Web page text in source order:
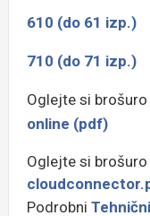
610 (do 61 izp.)
710 (do 71 izp.)
Oglejte si
online (pdf)
Oglejte si
Podrobni